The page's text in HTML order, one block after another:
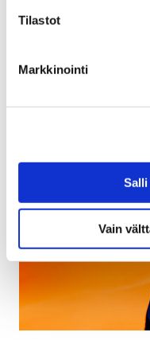
Tilastot
Markkinointi
Salli
Vain
Marraskuuhun mahtuu
lastenmielisiä.